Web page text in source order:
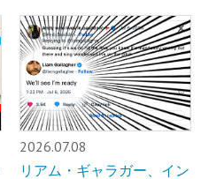
2026.07.08
リアム・ギャラガー、イン